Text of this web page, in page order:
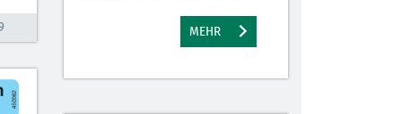
MEHR